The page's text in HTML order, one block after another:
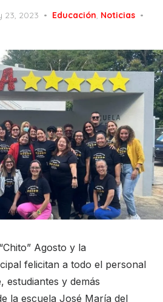
23, 2023 Educación, Noticias
Agosto y la
felicitan a todo el personal
estudiantes y demás
la escuela José María del